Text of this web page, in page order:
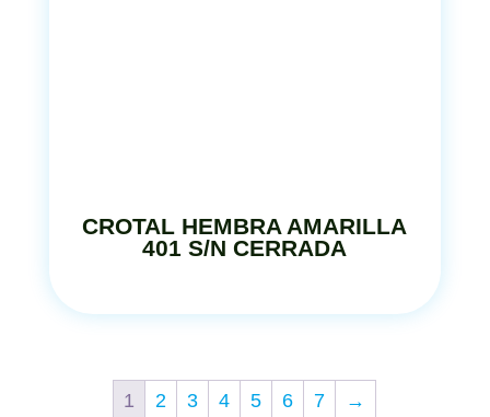
CROTAL HEMBRA AMARILLA
401 S/N CERRADA
1 2 3 4 5 6 7 →